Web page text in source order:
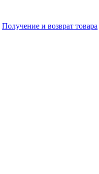
Получение и возврат товара